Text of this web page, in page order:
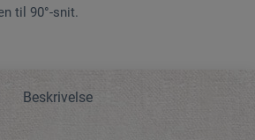
til 90°-snit.
Beskrivelse